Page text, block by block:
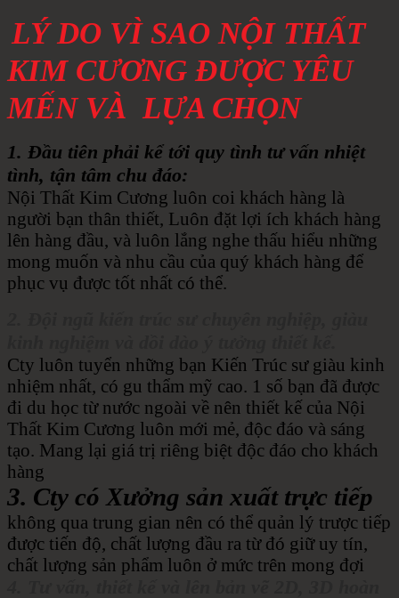
LÝ DO VÌ SAO NỘI THẤT
KIM CƯƠNG ĐƯỢC YÊU
MẾN VÀ LỰA CHỌN
1. Đầu tiên phải kể tới quy tình tư vấn nhiệt
tình, tận tâm chu đáo:
Nội Thất Kim Cương luôn coi khách hàng là
người bạn thân thiết, Luôn đặt lợi ích khách hàng
lên hàng đầu, và luôn lắng nghe thấu hiểu những
mong muốn và nhu cầu của quý khách hàng để
phục vụ được tốt nhất có thể.
Cty luôn tuyển những bạn Kiến Trúc sư giàu kinh
nhiệm nhất, có gu thẩm mỹ cao. 1 số bạn đã được
đi du học từ nước ngoài về nên thiết kế của Nội
Thất Kim Cương luôn mới mẻ, độc đáo và sáng
tạo. Mang lại giá trị riêng biệt độc đáo cho khách
hàng
3. Cty có Xưởng sản xuất trực tiếp
không qua trung gian nên có thể quản lý trược tiếp
được tiến độ, chất lượng đầu ra từ đó giữ uy tín,
chất lượng sản phẩm luôn ở mức trên mong đợi